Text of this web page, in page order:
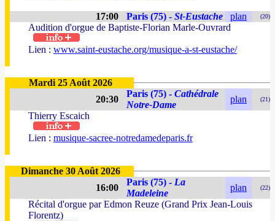
17:00 Paris (75) - St-Eustache plan (20)
Audition d'orgue de Baptiste-Florian Marle-Ouvrard
Lien : www.saint-eustache.org/musique-a-st-eustache/
Mardi 25 Août 2026
20:30
Paris (75) - Cathédrale
Notre-Dame
plan (21)
Thierry Escaich
Lien : musique-sacree-notredamedeparis.fr
Dimanche 30 Août 2026
16:00
Paris (75) - La
Madeleine
plan (22)
Récital d'orgue par Edmon Reuze (Grand Prix Jean-Louis
Florentz)